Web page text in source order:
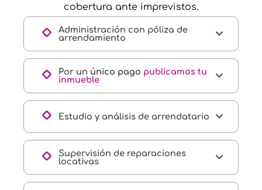
cobertura ante imprevistos.
Administración con póliza de
arrendamiento
Por un único pago publicamos tu
inmueble
Estudio y análisis de arrendatario
Supervisión de reparaciones
locativas